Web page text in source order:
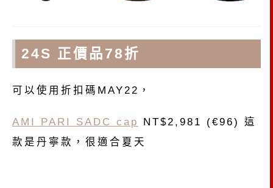
24S 正價品78折
可以使用折扣碼MAY22，
AMI PARI SADC cap
NT$2,981 (€96) 這
款是丹寧款，很適合夏天